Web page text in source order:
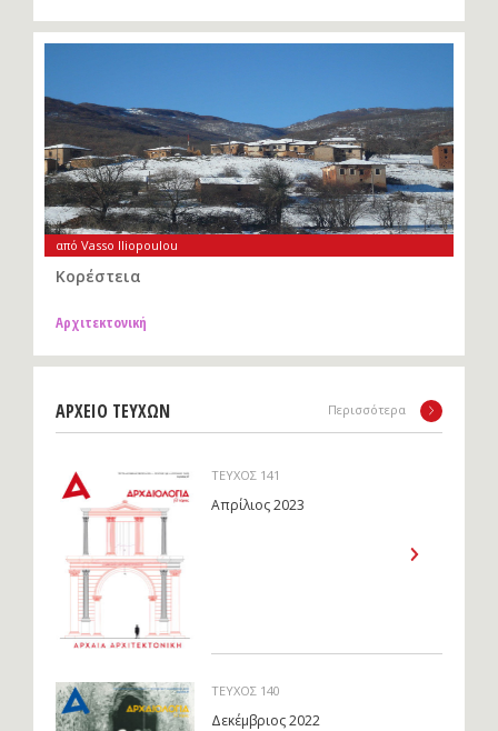
από Vasso Iliopoulou
Κορέστεια
Αρχιτεκτονική
ΑΡΧΕΙΟ ΤΕΥΧΩΝ Περισσότερα
ΤΕΥΧΟΣ 141
Απρίλιος 2023
ΤΕΥΧΟΣ 140
Δεκέμβριος 2022